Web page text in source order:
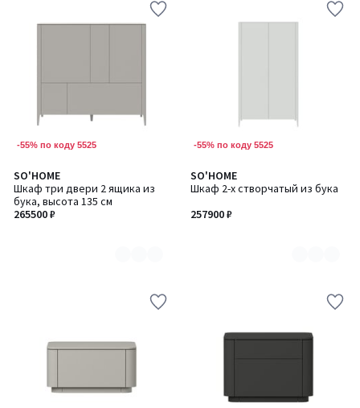
-55% по коду 5525
SO'HOME
Шкаф три двери 2 ящика из
бука, высота 135 см
265500 ₽
Количество
цветов:
6
-55% по коду 5525
SO'HOME
Шкаф 2-х створчатый из бука
257900 ₽
Количество
цветов:
6